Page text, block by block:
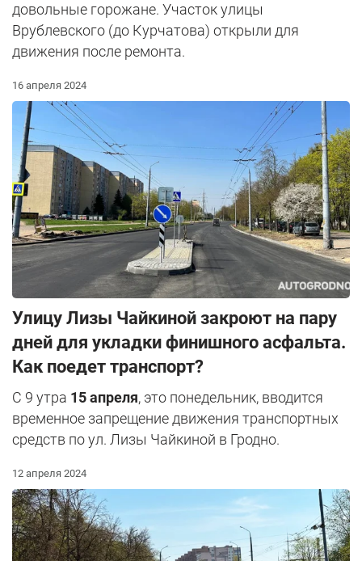
довольные горожане. Участок улицы
Врублевского (до Курчатова) открыли для
движения после ремонта.
16 апреля 2024
Улицу Лизы Чайкиной закроют на пару
дней для укладки финишного асфальта.
Как поедет транспорт?
С 9 утра 15 апреля, это понедельник, вводится
временное запрещение движения транспортных
средств по ул. Лизы Чайкиной в Гродно.
12 апреля 2024